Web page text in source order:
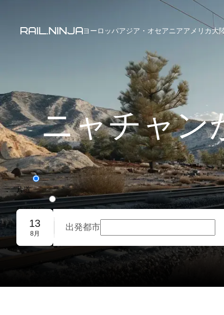
ヨーロッパアジア・オセアニアアメリカ大
ニャチャン
片道
往復旅行
団体予約
13
8月
出発都市